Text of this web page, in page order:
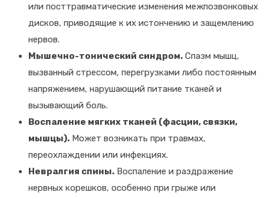
или посттравматические изменения межпозвонковых
дисков, приводящие к их истончению и защемлению
нервов.
Мышечно-тонический синдром. Спазм мышц,
вызванный стрессом, перегрузками либо постоянным
напряжением, нарушающий питание тканей и
вызывающий боль.
Воспаление мягких тканей (фасции, связки,
мышцы). Может возникать при травмах,
переохлаждении или инфекциях.
Невралгия спины. Воспаление и раздражение
нервных корешков, особенно при грыже или